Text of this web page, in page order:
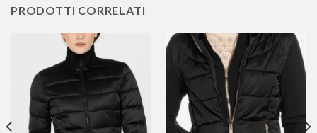
PRODOTTI CORRELATI